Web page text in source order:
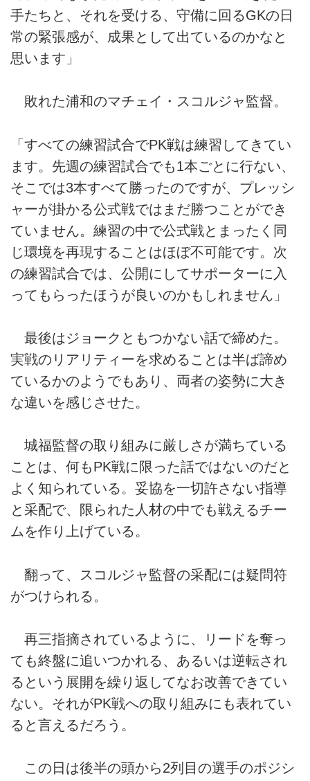
手たちと、それを受ける、守備に回るGKの日
常の緊張感が、成果として出ているのかなと
思います」
敗れた浦和のマチェイ・スコルジャ監督。
「すべての練習試合でPK戦は練習してきてい
ます。先週の練習試合でも1本ごとに行ない、
そこでは3本すべて勝ったのですが、プレッシ
ャーが掛かる公式戦ではまだ勝つことができ
ていません。練習の中で公式戦とまったく同
じ環境を再現することはほぼ不可能です。次
の練習試合では、公開にしてサポーターに入
ってもらったほうが良いのかもしれません」
最後はジョークともつかない話で締めた。
実戦のリアリティーを求めることは半ば諦め
ているかのようでもあり、両者の姿勢に大き
な違いを感じさせた。
城福監督の取り組みに厳しさが満ちている
ことは、何もPK戦に限った話ではないのだと
よく知られている。妥協を一切許さない指導
と采配で、限られた人材の中でも戦えるチー
ムを作り上げている。
翻って、スコルジャ監督の采配には疑問符
がつけられる。
再三指摘されているように、リードを奪っ
ても終盤に追いつかれる、あるいは逆転され
るという展開を繰り返してなお改善できてい
ない。それがPK戦への取り組みにも表れてい
ると言えるだろう。
この日は後半の頭から2列目の選手のポジシ